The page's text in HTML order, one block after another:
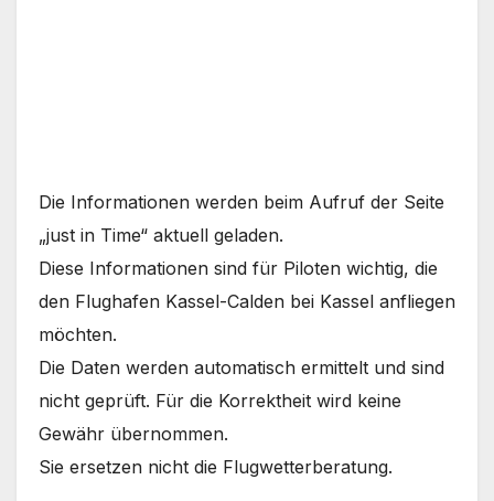
Die Informationen werden beim Aufruf der Seite
„just in Time“ aktuell geladen.
Diese Informationen sind für Piloten wichtig, die
den Flughafen Kassel-Calden bei Kassel anfliegen
möchten.
Die Daten werden automatisch ermittelt und sind
nicht geprüft. Für die Korrektheit wird keine
Gewähr übernommen.
Sie ersetzen nicht die Flugwetterberatung.